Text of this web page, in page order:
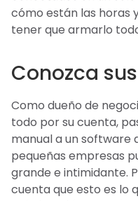
cómo están las horas
tener que armarlo
Conozca
Como dueño de
todo por su cuenta,
manual a un software
pequeñas empresas
grande e intimidante.
cuenta que esto es lo